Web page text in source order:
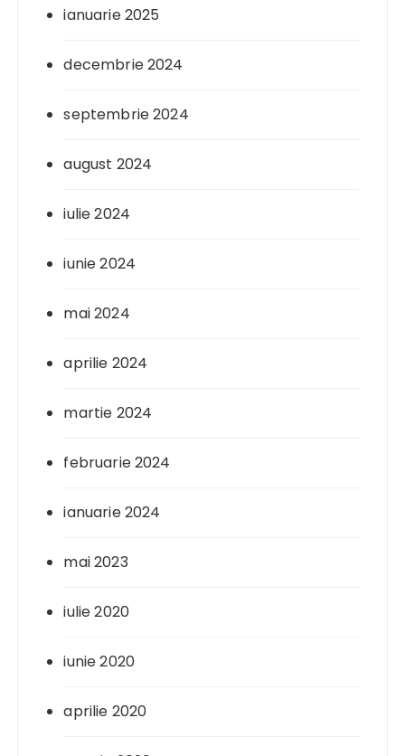
ianuarie 2025
decembrie 2024
septembrie 2024
august 2024
iulie 2024
iunie 2024
mai 2024
aprilie 2024
martie 2024
februarie 2024
ianuarie 2024
mai 2023
iulie 2020
iunie 2020
aprilie 2020